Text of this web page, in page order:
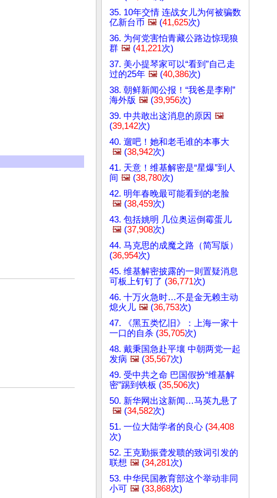
35. 10年交情 连战女儿为何被骗数
亿新台币 🖼️ (41,625次)
36. 为何党害怕青藏公路边惊现狼
群 🖼️ (41,221次)
37. 美小提琴家可以“看到”自己走
过的25年 🖼️ (40,386次)
38. 朝鲜新闻公报！“我爸是李刚”
海外版 🖼️ (39,956次)
39. 中共敢出这消息的原因 🖼️
(39,142次)
40. 遛吧！她和老毛谁的本事大
🖼️ (38,942次)
41. 天意！维基解密是“星爆”到人
间 🖼️ (38,780次)
42. 明年春晚最可能看到的老脸
🖼️ (38,459次)
43. 包括姚明 几位奥运倒霉蛋儿
🖼️ (37,908次)
44. 马克思的成魔之路（简写版）
(36,954次)
45. 维基解密披露的一则置疑消息
可板上钉钉了 (36,771次)
46. 十万火急时…不是金无赖主动
熄火儿 🖼️ (36,753次)
47. 《黑五类忆旧》：上海一家十
一口的自杀 (35,705次)
48. 戴秉国急赴平壤 中朝两党一起
发病 🖼️ (35,567次)
49. 受中共之命 巴国假扮“维基解
密”踢到铁板 (35,506次)
50. 新华网出这新闻…马英九悬了
🖼️ (34,582次)
51. 一位大陆学者的良心 (34,408
次)
52. 王克勤振聋发聩的致词引发的
联想 🖼️ (34,281次)
53. 中华民国教育部这个举动非同
小可 🖼️ (33,868次)